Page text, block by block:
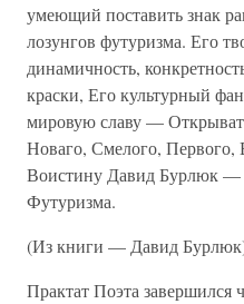
умеющий поставить знак
лозунгов футуризма. Его
динамичность,
краски, Его культурный
мировую славу —
Новаго, Смелого, Первого,
Воистину Давид Бурлюк —
Футуризма.
(Из книги — Давид
Практат Поэта завершился